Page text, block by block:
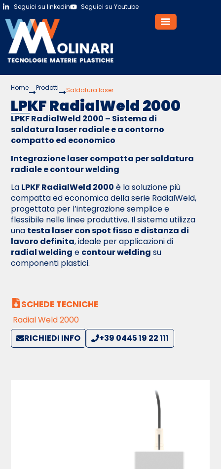
Seguici su linkedin Seguici su Youtube
Home Prodotti Saldatura laser
LPKF RadialWeld 2000
LPKF RadialWeld 2000 – Sistema di
saldatura laser radiale e a contorno
compatto ed economico
Integrazione laser compatta per saldatura
radiale e contour welding
La LPKF RadialWeld 2000 è la soluzione più
compatta ed economica della serie RadialWeld,
progettata per l’integrazione semplice e
flessibile nelle linee produttive. Il sistema utilizza
una testa laser con spot fisso e distanza di
lavoro definita, ideale per applicazioni di
radial welding e contour welding su
componenti plastici.
SCHEDE TECNICHE
Radial Weld 2000
RICHIEDI INFO
+39 0445 19 22 111